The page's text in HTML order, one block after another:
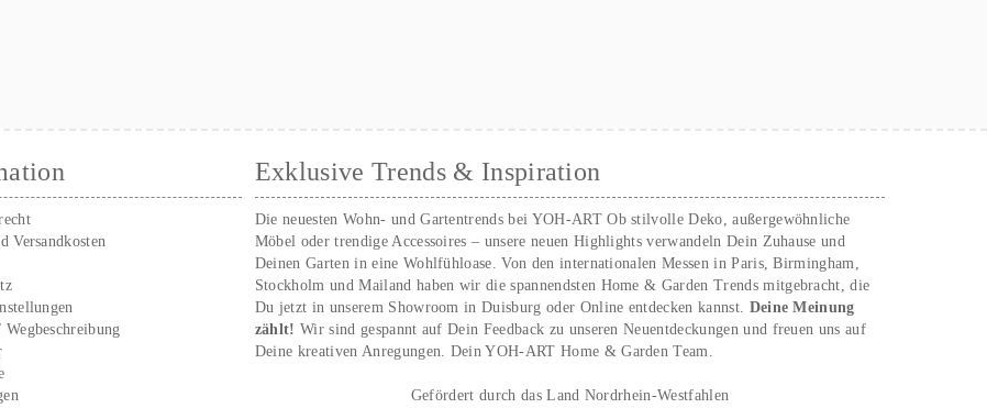
Versandkosten
Exklusive Trends & Inspiration
Die neuesten Wohn- und Gartentrends bei YOH‑ART Ob stilvolle Deko, außergewöhnliche
Möbel oder trendige Accessoires – unsere neuen Highlights verwandeln Dein Zuhause und
Deinen Garten in eine Wohlfühloase. Von den internationalen Messen in Paris, Birmingham,
Stockholm und Mailand haben wir die spannendsten Home & Garden Trends mitgebracht, die
Du jetzt in unserem Showroom in Duisburg oder Online entdecken kannst. Deine Meinung
zählt!Wir sind gespannt auf Dein Feedback zu unseren Neuentdeckungen und freuen uns auf
Deine kreativen Anregungen. Dein YOH‑ART Home & Garden Team.
Gefördert durch das Land Nordrhein-Westfahlen